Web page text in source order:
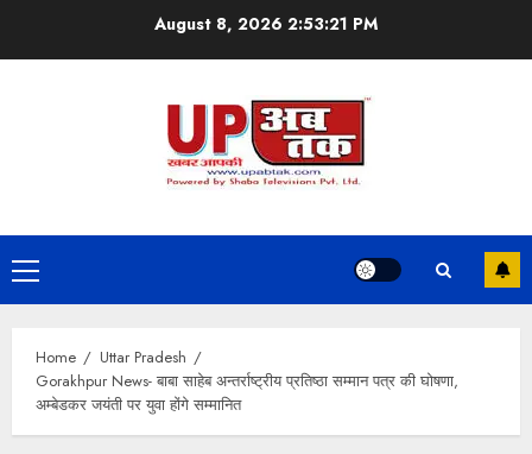
August 8, 2026 2:53:21 PM
Primary
Menu
Home
Uttar Pradesh
Gorakhpur News- बाबा साहेब अन्तर्राष्ट्रीय प्रतिष्ठा सम्मान पत्र की घोषणा,
अम्बेडकर जयंती पर युवा होंगे सम्मानित